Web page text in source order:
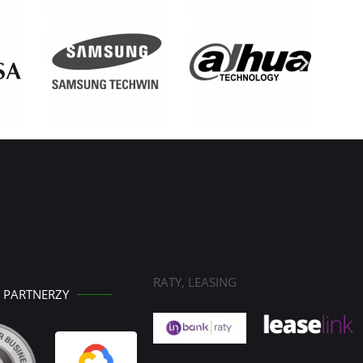
PARTNERZY
RATY, LEASING